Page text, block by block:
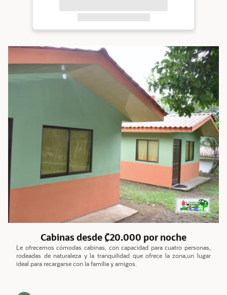
Cabinas desde ₡20.000 por noche
Le ofrecemos cómodas cabinas, con capacidad para cuatro personas,
rodeadas de naturaleza y la tranquilidad que ofrece la zona,un lugar
ideal para recargarse con la familia y amigos.